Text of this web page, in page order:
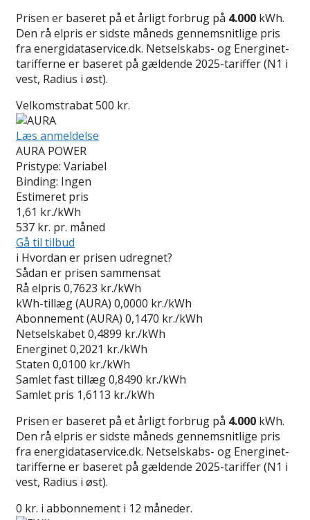
Prisen er baseret på et årligt forbrug på 4.000 kWh.
Den rå elpris er sidste måneds gennemsnitlige pris
fra energidataservice.dk. Netselskabs- og Energinet-
tarifferne er baseret på gældende 2025-tariffer (N1 i
vest, Radius i øst).
Velkomstrabat 500 kr.
Læs anmeldelse
AURA POWER
Pristype: Variabel
Binding: Ingen
Estimeret pris
1,61 kr./kWh
537 kr. pr. måned
Gå til tilbud
i Hvordan er prisen udregnet?
Sådan er prisen sammensat
Rå elpris 0,7623 kr./kWh
kWh-tillæg (AURA) 0,0000 kr./kWh
Abonnement (AURA) 0,1470 kr./kWh
Netselskabet0,4899 kr./kWh
Energinet0,2021 kr./kWh
Staten 0,0100 kr./kWh
Samlet fast tillæg0,8490 kr./kWh
Samlet pris 1,6113 kr./kWh
Prisen er baseret på et årligt forbrug på 4.000 kWh.
Den rå elpris er sidste måneds gennemsnitlige pris
fra energidataservice.dk. Netselskabs- og Energinet-
tarifferne er baseret på gældende 2025-tariffer (N1 i
vest, Radius i øst).
0 kr. i abbonnement i 12 måneder.